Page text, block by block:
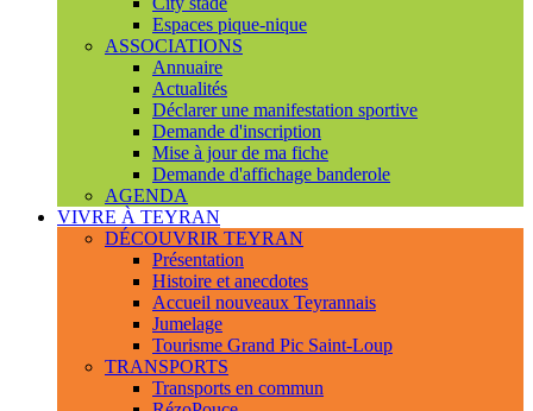
Espaces pique-nique
ASSOCIATIONS
Annuaire
Actualités
Déclarer une manifestation sportive
Demande d'inscription
Mise à jour de ma fiche
Demande d'affichage banderole
AGENDA
VIVRE À TEYRAN
DÉCOUVRIR TEYRAN
Présentation
Histoire et anecdotes
Accueil nouveaux Teyrannais
Jumelage
Tourisme Grand Pic Saint-Loup
TRANSPORTS
Transports en commun